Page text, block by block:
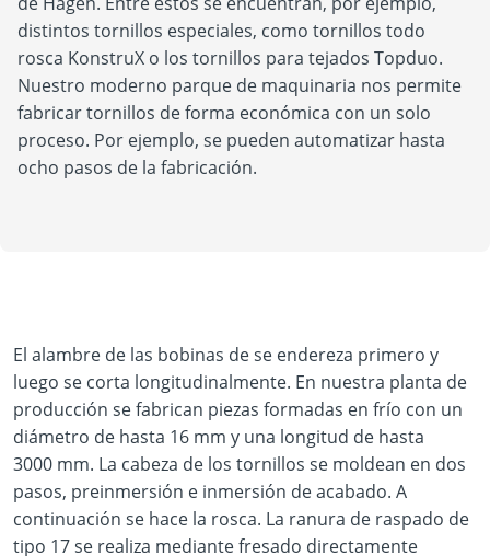
distintos tornillos especiales, como tornillos todo
rosca KonstruX o los tornillos para tejados Topduo.
Nuestro moderno parque de maquinaria nos permite
fabricar tornillos de forma económica con un solo
proceso. Por ejemplo, se pueden automatizar hasta
ocho pasos de la fabricación.
Play Video
YouTube content loads after clicking.
El alambre de las bobinas de se endereza primero y
luego se corta longitudinalmente. En nuestra planta de
producción se fabrican piezas formadas en frío con un
diámetro de hasta 16 mm y una longitud de hasta
3000 mm. La cabeza de los tornillos se moldean en dos
pasos, preinmersión e inmersión de acabado. A
continuación se hace la rosca. La ranura de raspado de
tipo 17 se realiza mediante fresado directamente